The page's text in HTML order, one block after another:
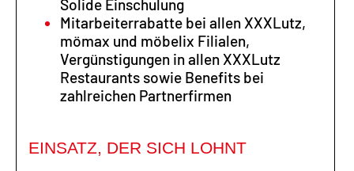
Solide Einschulung
Mitarbeiterrabatte bei allen XXXLutz,
mömax und möbelix Filialen,
Vergünstigungen in allen XXXLutz
Restaurants sowie Benefits bei
zahlreichen Partnerfirmen
EINSATZ, DER SICH LOHNT